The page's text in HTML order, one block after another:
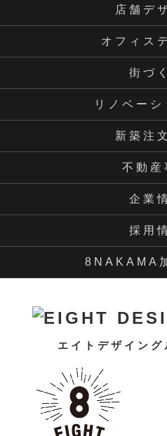
エイトデザイング
店舗デ
オフィス
街づ
リノベーシ
新築注
不動産
企業
採用
8NAKAMA